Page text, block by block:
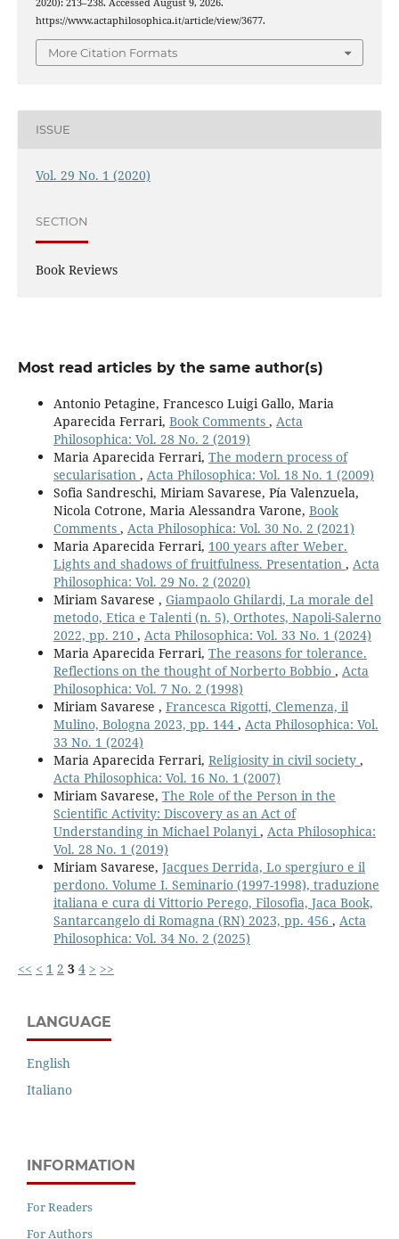
2020): 213–238. Accessed August 9, 2026.
https://www.actaphilosophica.it/article/view/3677.
More Citation Formats
ISSUE
Vol. 29 No. 1 (2020)
SECTION
Book Reviews
Most read articles by the same author(s)
Antonio Petagine, Francesco Luigi Gallo, Maria
Aparecida Ferrari, Book Comments , Acta
Philosophica: Vol. 28 No. 2 (2019)
Maria Aparecida Ferrari, The modern process of
secularisation , Acta Philosophica: Vol. 18 No. 1 (2009)
Sofia Sandreschi, Miriam Savarese, Pía Valenzuela,
Nicola Cotrone, Maria Alessandra Varone, Book
Comments , Acta Philosophica: Vol. 30 No. 2 (2021)
Maria Aparecida Ferrari, 100 years after Weber.
Lights and shadows of fruitfulness. Presentation , Acta
Philosophica: Vol. 29 No. 2 (2020)
Miriam Savarese , Giampaolo Ghilardi, La morale del
metodo, Etica e Talenti (n. 5), Orthotes, Napoli-Salerno
2022, pp. 210 , Acta Philosophica: Vol. 33 No. 1 (2024)
Maria Aparecida Ferrari, The reasons for tolerance.
Reflections on the thought of Norberto Bobbio , Acta
Philosophica: Vol. 7 No. 2 (1998)
Miriam Savarese , Francesca Rigotti, Clemenza, il
Mulino, Bologna 2023, pp. 144 , Acta Philosophica: Vol.
33 No. 1 (2024)
Maria Aparecida Ferrari, Religiosity in civil society ,
Acta Philosophica: Vol. 16 No. 1 (2007)
Miriam Savarese, The Role of the Person in the
Scientific Activity: Discovery as an Act of
Understanding in Michael Polanyi, Acta Philosophica:
Vol. 28 No. 1 (2019)
Miriam Savarese, Jacques Derrida, Lo spergiuro e il
perdono. Volume I. Seminario (1997-1998), traduzione
italiana e cura di Vittorio Perego, Filosofia, Jaca Book,
Santarcangelo di Romagna (RN) 2023, pp. 456 , Acta
Philosophica: Vol. 34 No. 2 (2025)
<< < 1 2 3 4 > >>
LANGUAGE
English
Italiano
INFORMATION
For Readers
For Authors